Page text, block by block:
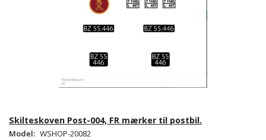
Skilteskoven Post-004, FR mærker til postbil.
Model: WSHOP-20082